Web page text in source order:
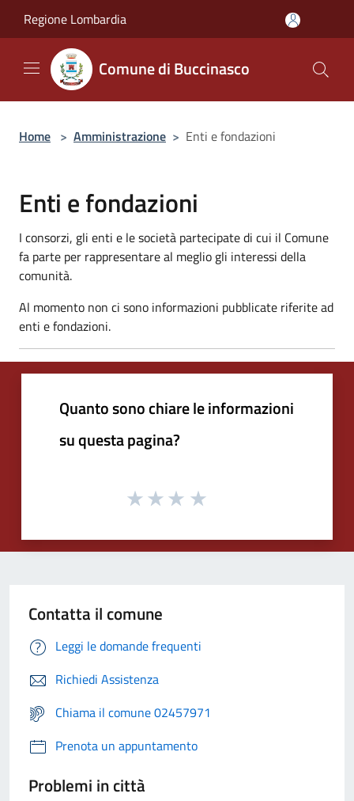
Regione Lombardia
Comune di Buccinasco
Home > Amministrazione > Enti e fondazioni
Enti e fondazioni
I consorzi, gli enti e le società partecipate di cui il Comune
fa parte per rappresentare al meglio gli interessi della
comunità.
Al momento non ci sono informazioni pubblicate riferite ad
enti e fondazioni.
Quanto sono chiare le informazioni
su questa pagina?
Contatta il comune
Leggi le domande frequenti
Richiedi Assistenza
Chiama il comune 02457971
Prenota un appuntamento
Problemi in città